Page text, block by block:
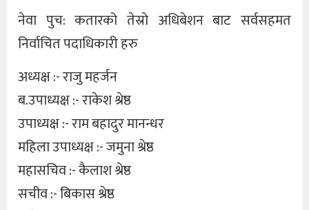
नेवा पुच: कतारको तेस्रो अधिबेशन बाट सर्वसहमत
निर्वाचित पदाधिकारी हरु
अध्यक्ष :- राजु महर्जन
ब.उपाध्यक्ष :- राकेश श्रेष्ठ
उपाध्यक्ष :- राम बहादुर मानन्धर
महिला उपाध्यक्ष :- जमुना श्रेष्ठ
महासचिव :- कैलाश श्रेष्ठ
सचीव :- बिकास श्रेष्ठ